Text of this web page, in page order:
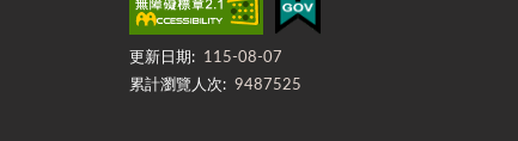
更新日期:
115-08-07
累計瀏覽人次: 9487525